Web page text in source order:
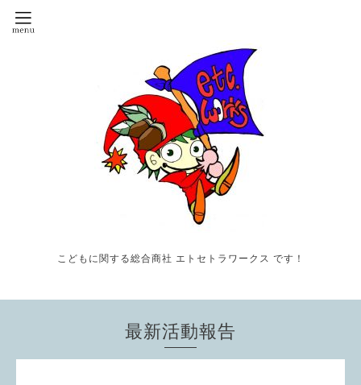
こどもに関する総合商社 エトセトラワークス です！
最新活動報告